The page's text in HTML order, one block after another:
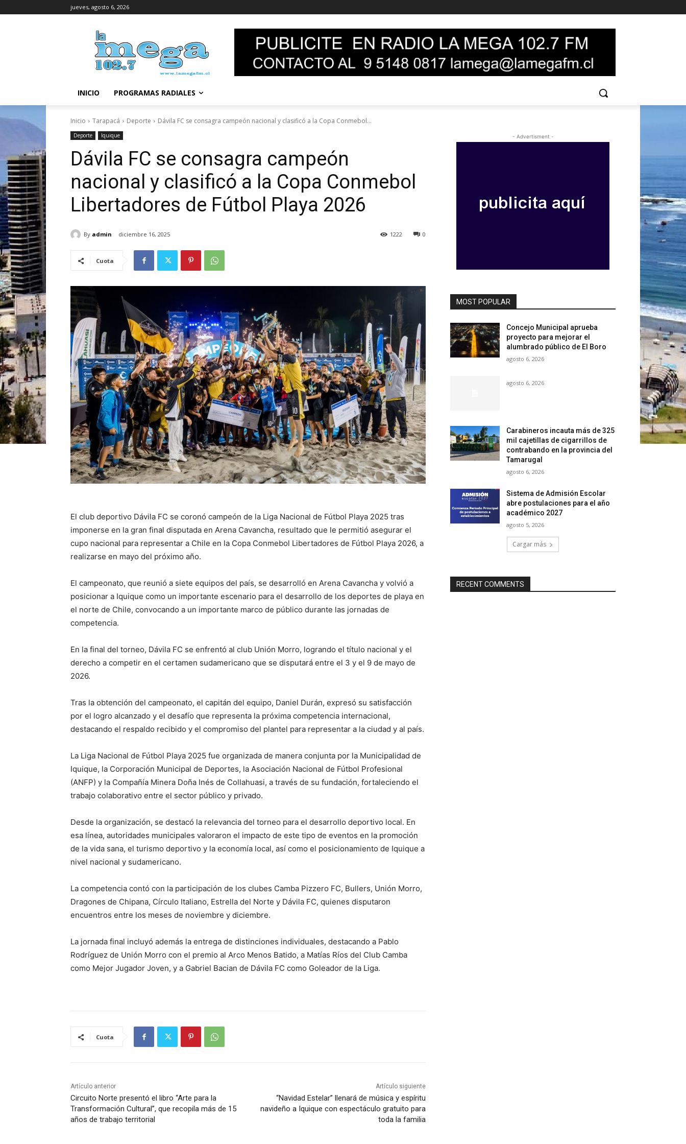
jueves, agosto 6, 2026
INICIO PROGRAMAS RADIALES
Inicio Tarapacá Deporte Dávila FC se consagra campeón nacional y clasificó a la Copa Conmebol...
Deporte Iquique
Dávila FC se consagra campeón
nacional y clasificó a la Copa Conmebol
Libertadores de Fútbol Playa 2026
By admin diciembre 16, 2025 0
1222
Cuota
El club deportivo Dávila FC se coronó campeón de la Liga Nacional de Fútbol Playa 2025 tras
imponerse en la gran final disputada en Arena Cavancha, resultado que le permitió asegurar el
cupo nacional para representar a Chile en la Copa Conmebol Libertadores de Fútbol Playa 2026, a
realizarse en mayo del próximo año.
El campeonato, que reunió a siete equipos del país, se desarrolló en Arena Cavancha y volvió a
posicionar a Iquique como un importante escenario para el desarrollo de los deportes de playa en
el norte de Chile, convocando a un importante marco de público durante las jornadas de
competencia.
En la final del torneo, Dávila FC se enfrentó al club Unión Morro, logrando el título nacional y el
derecho a competir en el certamen sudamericano que se disputará entre el 3 y el 9 de mayo de
2026.
Tras la obtención del campeonato, el capitán del equipo, Daniel Durán, expresó su satisfacción
por el logro alcanzado y el desafío que representa la próxima competencia internacional,
destacando el respaldo recibido y el compromiso del plantel para representar a la ciudad y al país.
La Liga Nacional de Fútbol Playa 2025 fue organizada de manera conjunta por la Municipalidad de
Iquique, la Corporación Municipal de Deportes, la Asociación Nacional de Fútbol Profesional
(ANFP) y la Compañía Minera Doña Inés de Collahuasi, a través de su fundación, fortaleciendo el
trabajo colaborativo entre el sector público y privado.
Desde la organización, se destacó la relevancia del torneo para el desarrollo deportivo local. En
esa línea, autoridades municipales valoraron el impacto de este tipo de eventos en la promoción
de la vida sana, el turismo deportivo y la economía local, así como el posicionamiento de Iquique a
nivel nacional y sudamericano.
La competencia contó con la participación de los clubes Camba Pizzero FC, Bullers, Unión Morro,
Dragones de Chipana, Círculo Italiano, Estrella del Norte y Dávila FC, quienes disputaron
encuentros entre los meses de noviembre y diciembre.
La jornada final incluyó además la entrega de distinciones individuales, destacando a Pablo
Rodríguez de Unión Morro con el premio al Arco Menos Batido, a Matías Ríos del Club Camba
como Mejor Jugador Joven, y a Gabriel Bacian de Dávila FC como Goleador de la Liga.
Cuota
Artículo anterior
Circuito Norte presentó el libro “Arte para la
Transformación Cultural”, que recopila más de 15
años de trabajo territorial
Artículo siguiente
“Navidad Estelar” llenará de música y espíritu
navideño a Iquique con espectáculo gratuito para
toda la familia
- Advertisment -
MOST POPULAR
Concejo Municipal aprueba
proyecto para mejorar el
alumbrado público de El Boro
agosto 6, 2026
agosto 6, 2026
Carabineros incauta más de 325
mil cajetillas de cigarrillos de
contrabando en la provincia del
Tamarugal
agosto 6, 2026
Sistema de Admisión Escolar
abre postulaciones para el año
académico 2027
agosto 5, 2026
Cargar más
RECENT COMMENTS